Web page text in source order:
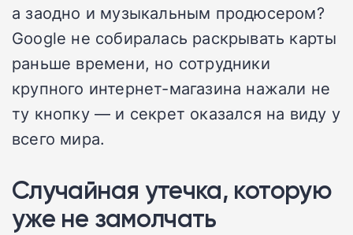
а заодно и музыкальным продюсером?
Google не собиралась раскрывать карты
раньше времени, но сотрудники
крупного интернет-магазина нажали не
ту кнопку — и секрет оказался на виду у
всего мира.
Случайная утечка, которую
уже не замолчать